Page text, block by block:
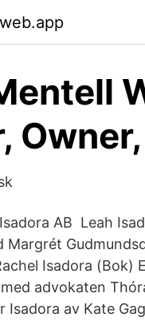
AB Leah
Margrét
Isadora (Bok)
advokaten
av Kate